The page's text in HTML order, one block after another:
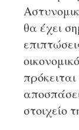
θα έχει
στοιχείο